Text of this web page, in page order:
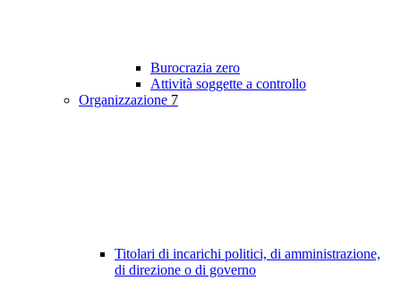
Burocrazia zero
Attività soggette a controllo
Organizzazione 7
Titolari di incarichi politici, di amministrazione,
di direzione o di governo